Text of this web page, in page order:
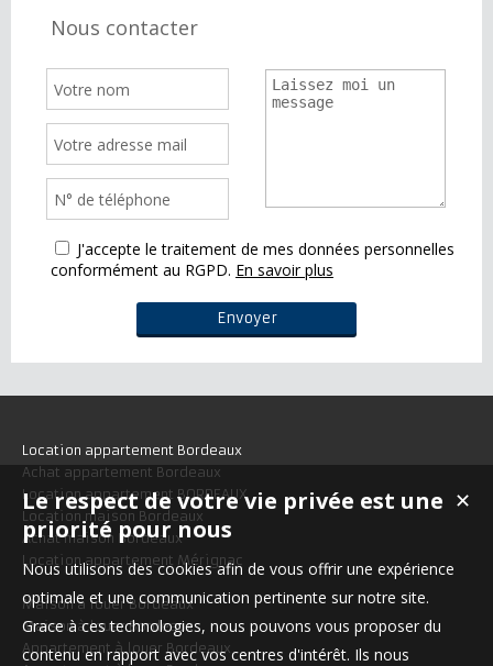
Nous contacter
J'accepte le traitement de mes données personnelles
conformément au RGPD. En savoir plus
Location appartement Bordeaux
Achat appartement Bordeaux
Location appartement BORDEAUX
Location maison Bordeaux
Achat maison Bordeaux
Location appartement Mérignac
Maison à louer Bordeaux
Maison à louer Bordeaux
Appartement à louer Bordeaux
✕
Le respect de votre vie privée est une
priorité pour nous
Nous utilisons des cookies afin de vous offrir une expérience
optimale et une communication pertinente sur notre site.
Grace à ces technologies, nous pouvons vous proposer du
contenu en rapport avec vos centres d'intérêt. Ils nous